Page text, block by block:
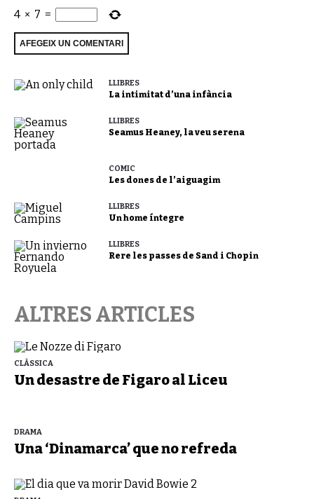
4 × 7 =
LLIBRES
La intimitat d’una infància
LLIBRES
Seamus Heaney, la veu serena
CÒMIC
Les dones de l’aiguagim
LLIBRES
Un home íntegre
LLIBRES
Rere les passes de Sand i Chopin
ALTRES ARTICLES
CLÀSSICA
Un desastre de Figaro al Liceu
DRAMA
Una ‘Dinamarca’ que no refreda